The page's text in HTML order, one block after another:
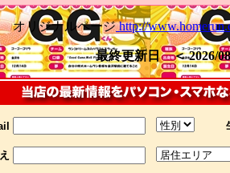
オリジナルページhttp://
最終更新日 ＜ 2026/
生